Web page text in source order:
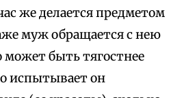
же делается предметом
муж обращается с нею
может быть тягостнее
испытывает он